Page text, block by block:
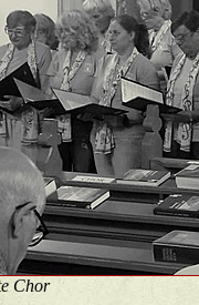
Chor